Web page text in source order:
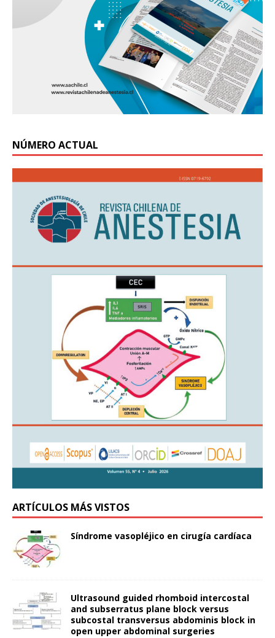
NÚMERO ACTUAL
ARTÍCULOS MÁS VISTOS
Síndrome vasopléjico en cirugía cardíaca
Ultrasound guided rhomboid intercostal
and subserratus plane block versus
subcostal transversus abdominis block in
open upper abdominal surgeries